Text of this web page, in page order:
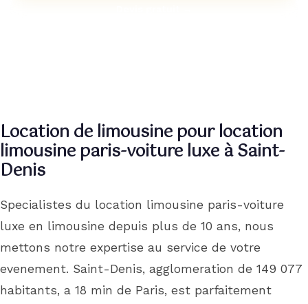
Location de limousine pour location
limousine paris-voiture luxe à Saint-
Denis
Specialistes du location limousine paris-voiture
luxe en limousine depuis plus de 10 ans, nous
mettons notre expertise au service de votre
evenement. Saint-Denis, agglomeration de 149 077
habitants, a 18 min de Paris, est parfaitement